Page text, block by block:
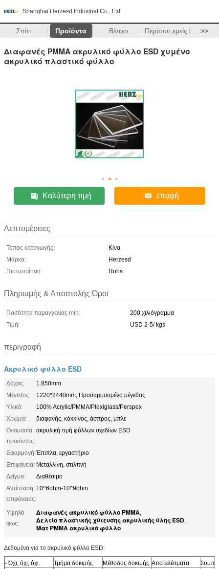
Shanghai Herzesd Industrial Co., Ltd
Σπίτι Προϊόντα Βίντεο Περίπου εμείς >>
Διαφανές PMMA ακρυλικό φύλλο ESD χυμένο
ακρυλικό πλαστικό φύλλο
Καλύτερη τιμή επαφή
Λεπτομέρειες
Τόπος καταγωγής:
Κίνα
Μάρκα:
Herzesd
Πιστοποίηση:
Rohs
Πληρωμής & Αποστολής Όροι
Ποσότητα παραγγελίας min:
200 χιλιόγραμμα
Τιμή:
USD 2-5/ kgs
περιγραφή
Ακρυλικό φύλλο ESD
Δάχος:
1.850mm
Μέγεθος:
1220*2440mm, Προσαρμοσμένο μέγεθος
Υλικό:
100% Acrylic/PMMA/Plexiglass/Perspex
Χρώμα:
διαφανής, κόκκινος, άσπρος, μπλε
Ονομασία
προϊόντος:
ακρυλική τιμή φύλλων σχεδίων ESD
Εφαρμογή:Έπιπλα, εργαστήριο
Επιφάνεια: Μεταλλίνη, στιλπνή
Δείγμα:
Διαθέσιμο
Αντίσταση
επιφάνειας:
10^6ohm-10^9ohm
Υψηλό
φως:
Διαφανές ακρυλικό φύλλο PMMA,
Δελτίο πλαστικής χύτευσης ακρυλικής ύλης ESD,
Ματ PMMA ακρυλικό φύλλο
Δεδομένα για το ακρυλικό φύλλο ESD:
- Όχι, όχι, όχι. Τμήμα δοκιμής Μέθοδος δοκιμής Αποτελέσματα